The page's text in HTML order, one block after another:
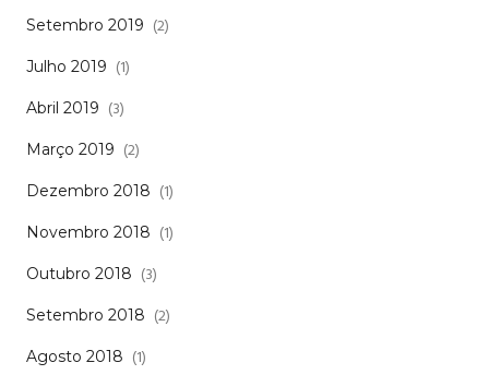
Setembro 2019 (2)
Julho 2019 (1)
Abril 2019 (3)
Março 2019 (2)
Dezembro 2018 (1)
Novembro 2018 (1)
Outubro 2018 (3)
Setembro 2018 (2)
Agosto 2018 (1)